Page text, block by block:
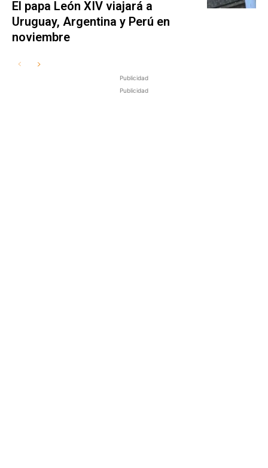
El papa León XIV viajará a
Uruguay, Argentina y Perú en
noviembre
Publicidad
Publicidad